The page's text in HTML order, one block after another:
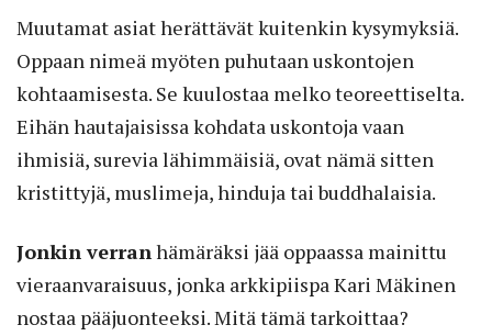
Muutamat asiat herättävät kuitenkin kysymyksiä.
Oppaan nimeä myöten puhutaan uskontojen
kohtaamisesta. Se kuulostaa melko teoreettiselta.
Eihän hautajaisissa kohdata uskontoja vaan
ihmisiä, surevia lähimmäisiä, ovat nämä sitten
kristittyjä, muslimeja, hinduja tai buddhalaisia.
Jonkin verranhämäräksi jää oppaassa mainittu
vieraanvaraisuus, jonka arkkipiispa Kari Mäkinen
nostaa pääjuonteeksi. Mitä tämä tarkoittaa?